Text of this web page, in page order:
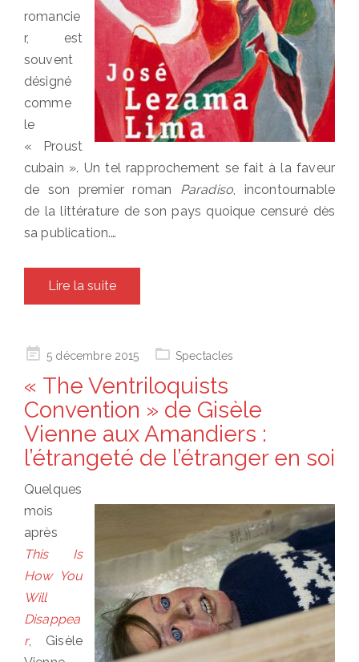
romancie
r, est
souvent
désigné
comme
le
« Proust
cubain ». Un tel rapprochement se fait à la faveur
de son premier roman Paradiso, incontournable
de la littérature de son pays quoique censuré dès
sa publication.…
Lire la suite
Posted5 décembre 2015 Spectacles
« The Ventriloquists
Convention » de Gisèle
Vienne aux Amandiers :
l’étrangeté de l’étranger en soi
Quelques
mois
après
This Is
How You
Will
Disappea
r, Gisèle